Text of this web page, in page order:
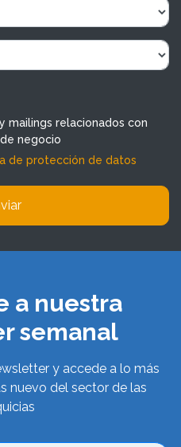
mailings relacionados con
negocio
de protección de datos
a nuestra
semanal
y accede a lo más
nuevo del sector de las